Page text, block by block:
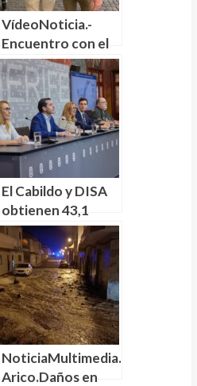
VídeoNoticia.-
Encuentro con el
actor Sam Jones,
«Flash Gordon» en
La Laguna
El Cabildo y DISA
obtienen 43,1
millones de euros
para realizar
proyectos de
geotermia en
Tenerife
NoticiaMultimedia.-
Arico.Daños en